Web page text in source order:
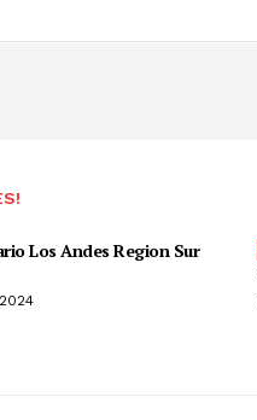
Los Andes Region Sur